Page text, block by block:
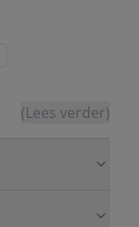
(Lees verder)